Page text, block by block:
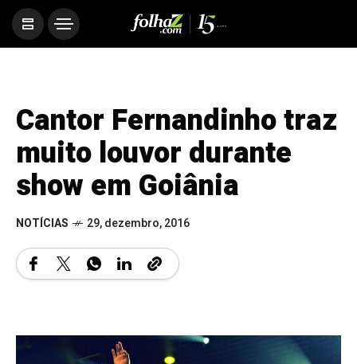
Cantor Fernandinho traz
muito louvor durante
show em Goiânia
NOTÍCIAS 29, dezembro, 2016